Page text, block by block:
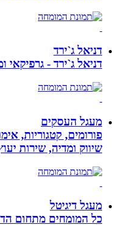
דניאל ג`ירד
דניאל ג`ירד -
מעגל העסקים
פורומים, קטגוריות,
שיווק ומדיה, שירות
מעגל דיגיטל
כל המומחים מתחום